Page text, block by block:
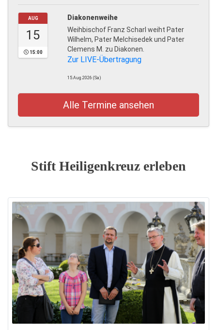
AUG
15
15:00
Diakonenweihe
Weihbischof Franz Scharl weiht Pater
Wilhelm, Pater Melchisedek und Pater
Clemens M. zu Diakonen.
Zur LIVE-Übertragung
15.Aug.2026 (Sa)
Alle Termine ansehen
Stift Heiligenkreuz erleben